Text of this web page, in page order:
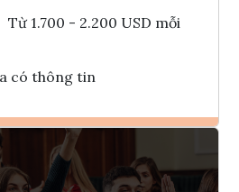
Từ 1.700 - 2.200 USD mỗi
có thông tin
Ghi danh